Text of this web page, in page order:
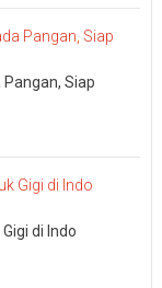
Siap
di Indo